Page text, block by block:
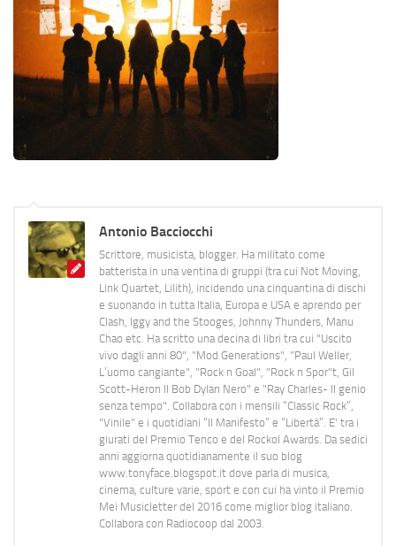
Antonio Bacciocchi
Scrittore, musicista, blogger. Ha militato come
batterista in una ventina di gruppi (tra cui Not Moving,
Link Quartet, Lilith), incidendo una cinquantina di dischi
e suonando in tutta Italia, Europa e USA e aprendo per
Clash, Iggy and the Stooges, Johnny Thunders, Manu
Chao etc. Ha scritto una decina di libri tra cui "Uscito
vivo dagli anni 80", "Mod Generations", "Paul Weller,
L’uomo cangiante", "Rock n Goal", "Rock n Spor"t, Gil
Scott-Heron Il Bob Dylan Nero" e "Ray Charles- Il genio
senza tempo". Collabora con i mensili “Classic Rock”,
"Vinile" e i quotidiani “Il Manifesto” e “Libertà”. E' tra i
giurati del Premio Tenco e del Rockol Awards. Da sedici
anni aggiorna quotidianamente il suo blog
www.tonyface.blogspot.it dove parla di musica,
cinema, culture varie, sport e con cui ha vinto il Premio
Mei Musicletter del 2016 come miglior blog italiano.
Collabora con Radiocoop dal 2003.